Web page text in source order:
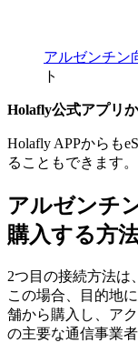
アルゼンチン
ト
Holafly公式アプリ
Holafly APPからも
ることもできます。
アルゼンチ
購入する方
2つ目の接続方法は
この場合、目的地
舗から購入し、ア
の主要な通信事業者